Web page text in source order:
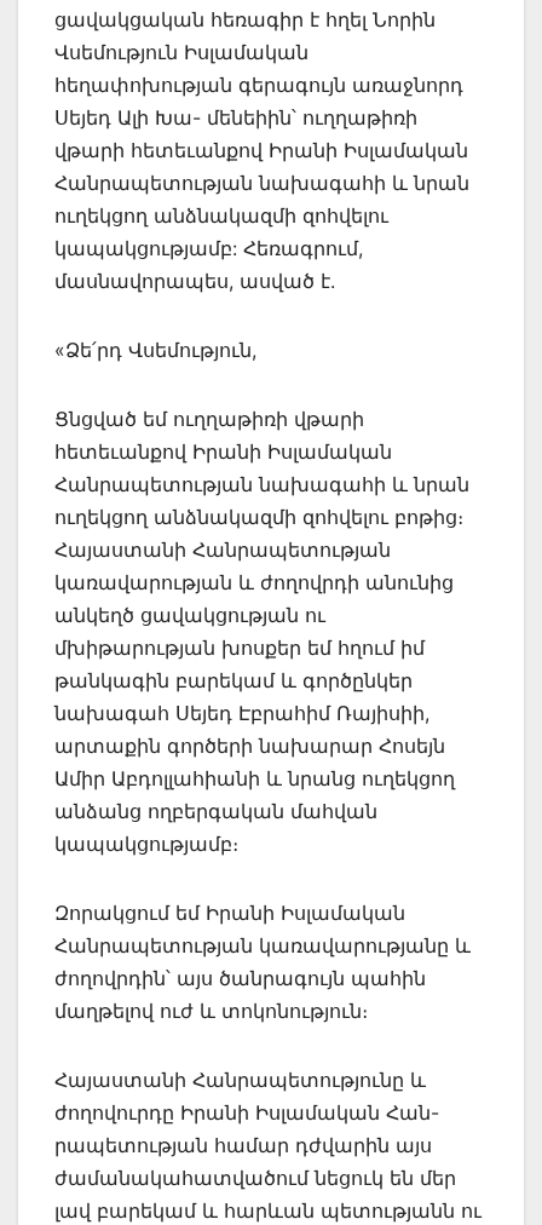
ցավակցական հեռագիր է հղել Նորին
Վսեմություն Իսլամական
հեղափոխության գերագույն առաջնորդ
Սեյեդ Ալի Խա- մենեիին՝ ուղղաթիռի
վթարի հետեւանքով Իրանի Իսլամական
Հանրապետության նախագահի և նրան
ուղեկցող անձնակազմի զոհվելու
կապակցությամբ: Հեռագրում,
մասնավորապես, ասված է.
«Ձե՛րդ Վսեմություն,
Ցնցված եմ ուղղաթիռի վթարի
հետեւանքով Իրանի Իսլամական
Հանրապետության նախագահի և նրան
ուղեկցող անձնակազմի զոհվելու բոթից։
Հայաստանի Հանրապետության
կառավարության և ժողովրդի անունից
անկեղծ ցավակցության ու
մխիթարության խոսքեր եմ հղում իմ
թանկագին բարեկամ և գործընկեր
նախագահ Սեյեդ Էբրահիմ Ռայիսիի,
արտաքին գործերի նախարար Հոսեյն
Ամիր Աբդոլլահիանի և նրանց ուղեկցող
անձանց ողբերգական մահվան
կապակցությամբ։
Զորակցում եմ Իրանի Իսլամական
Հանրապետության կառավարությանը և
ժողովրդին՝ այս ծանրագույն պահին
մաղթելով ուժ և տոկոնություն։
Հայաստանի Հանրապետությունը և
ժողովուրդը Իրանի Իսլամական Հան-
րապետության համար դժվարին այս
ժամանակահատվածում նեցուկ են մեր
լավ բարեկամ և հարևան պետությանն ու